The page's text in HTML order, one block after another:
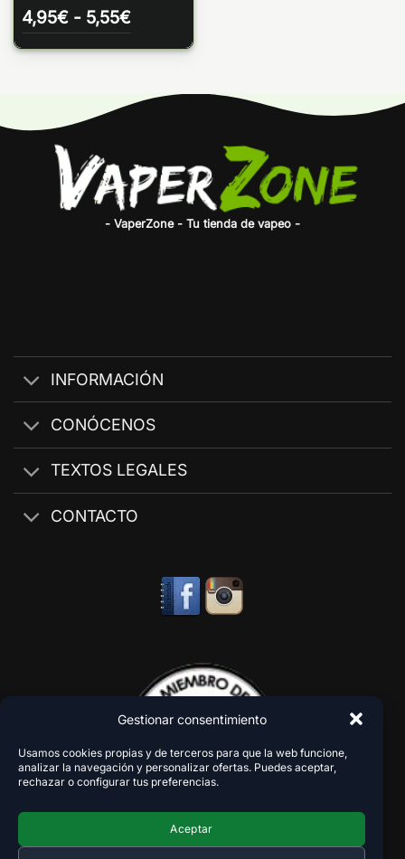
Gestionar consentimiento
Usamos cookies propias y de terceros para que la web funcione,
analizar la navegación y personalizar ofertas. Puedes aceptar,
rechazar o configurar tus preferencias.
Aceptar
4,95€ - 5,55€Rango
de
precios:
hasta
- VaperZone - Tu tienda de vapeo -
INFORMACIÓN
CONÓCENOS
TEXTOS LEGALES
CONTACTO